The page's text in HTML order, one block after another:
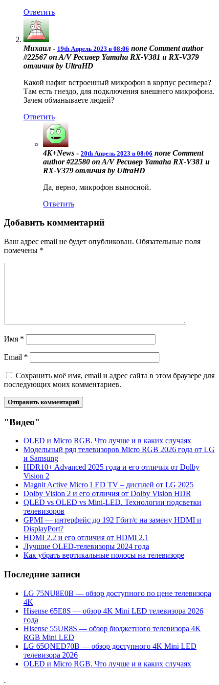
Ответить
Михаил - 19th Апрель 2023 в 08:06 none Comment author
#22567 on A/V Ресивер Yamaha RX-V381 и RX-V379
отличия by UltraHD
Какой нафиг встроенный микрофон в корпус ресивера?
Там есть гнездо, для подключения внешнего микрофона.
Зачем обманываете людей?
Ответить
4K+News - 20th Апрель 2023 в 08:06 none Comment
author #22580 on A/V Ресивер Yamaha RX-V381 и
RX-V379 отличия by UltraHD
Да, верно, микрофон выносной.
Ответить
Добавить комментарий
Ваш адрес email не будет опубликован. Обязательные поля
помечены *
Имя *
Email *
Сохранить моё имя, email и адрес сайта в этом браузере для
последующих моих комментариев.
"Видео"
OLED и Micro RGB. Что лучше и в каких случаях
Модельный ряд телевизоров Micro RGB 2026 года от LG
и Samsung
HDR10+ Advanced 2025 года и его отличия от Dolby
Vision 2
Magnit Active Micro LED TV – дисплей от LG 2025
Dolby Vision 2 и его отличия от Dolby Vision HDR
QLED vs OLED vs Mini-LED. Технологии подсветки
телевизоров
GPMI — интерфейс до 192 Гбит/с на замену HDMI и
DisplayPort?
HDMI 2.2 и его отличия от HDMI 2.1
Лучшие OLED-телевизоры 2024 года
Как убрать вертикальные полосы на телевизоре
Последние записи
LG 75NU8E0B — обзор доступного по цене телевизора
4K
Hisense 65E8S — обзор 4K Mini LED телевизора 2026
года
Hisense 55UR8S — обзор бюджетного телевизора 4K
RGB Mini LED
LG 65QNED70B — обзор доступного 4K Mini LED
телевизора 2026
OLED и Micro RGB. Что лучше и в каких случаях
.